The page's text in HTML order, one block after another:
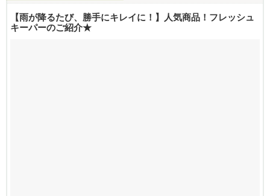
【雨が降るたび、勝手にキレイに！】人気商品！フレッシュ
キーパーのご紹介★